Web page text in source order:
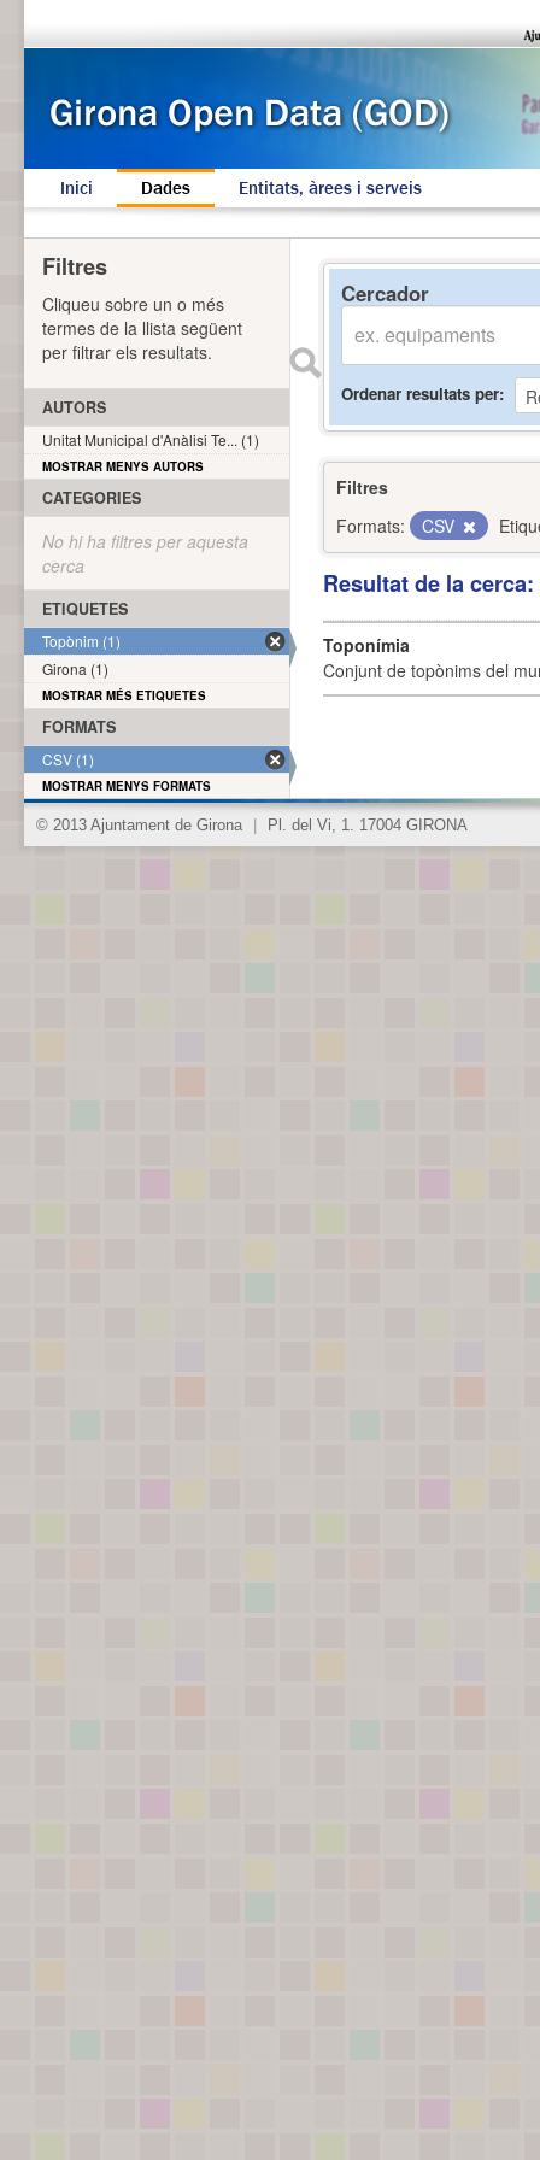
Inici Dades Entitats, àrees i serveis
Cercador
Ordenar resultats per
Filtres
Formats:
CSV
Resultat de la
Toponímia
Conjunt de topònims del
Filtres
Cliqueu sobre un o més
termes de la llista següent
per filtrar els resultats.
AUTORS
Unitat Municipal d'Anàlisi Te... (1)
MOSTRAR MENYS AUTORS
CATEGORIES
No hi ha filtres per aquesta
cerca
ETIQUETES
Topònim (1)
Girona (1)
MOSTRAR MÉS ETIQUETES
FORMATS
CSV (1)
MOSTRAR MENYS FORMATS
© 2013 Ajuntament de Girona Pl. del Vi, 1. 17004 GIRONA